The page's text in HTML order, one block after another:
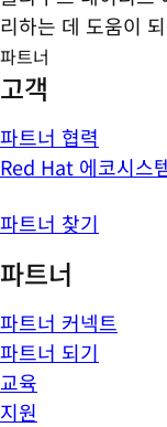
리하는 데 도움이
파트너
고객
파트너 협력
Red Hat 에코시스
파트너 찾기
파트너
파트너 커넥트
파트너 되기
교육
지원